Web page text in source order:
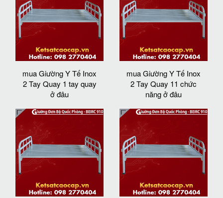
mua Giường Y Tế Inox
2 Tay Quay 1 tay quay
ở đâu
mua Giường Y Tế Inox
2 Tay Quay 11 chức
năng ở đâu